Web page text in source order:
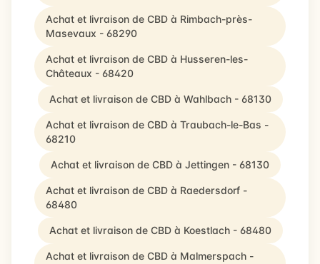
Achat et livraison de CBD à Rimbach-près-
Masevaux - 68290
Achat et livraison de CBD à Husseren-les-
Châteaux - 68420
Achat et livraison de CBD à Wahlbach - 68130
Achat et livraison de CBD à Traubach-le-Bas -
68210
Achat et livraison de CBD à Jettingen - 68130
Achat et livraison de CBD à Raedersdorf -
68480
Achat et livraison de CBD à Koestlach - 68480
Achat et livraison de CBD à Malmerspach -